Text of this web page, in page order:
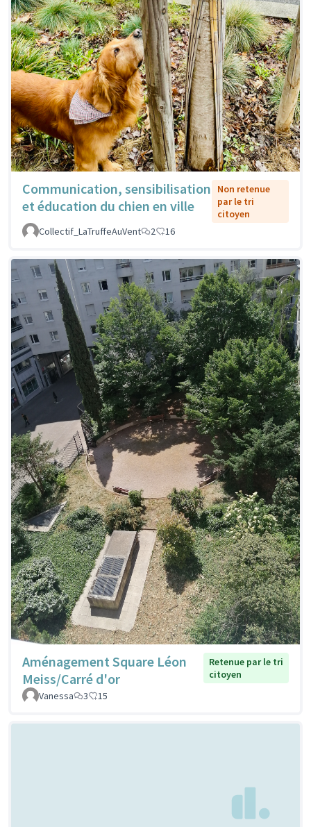
Communication, sensibilisation
et éducation du chien en ville
Non retenue
par le tri
citoyen
Collectif_LaTruffeAuVent
2 16
Aménagement Square Léon
Meiss/Carré d'or
Retenue par le tri
citoyen
Vanessa
3 15